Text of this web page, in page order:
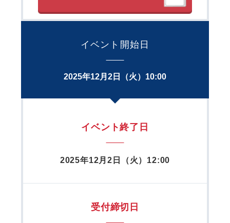
イベント開始日
2025年12月2日（火）10:00
イベント終了日
2025年12月2日（火）12:00
受付締切日